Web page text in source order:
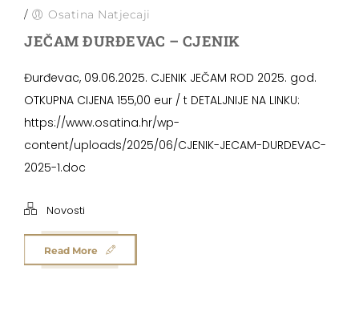
/
Osatina Natjecaji
JEČAM ĐURĐEVAC – CJENIK
Đurđevac, 09.06.2025. CJENIK JEČAM ROD 2025. god.
OTKUPNA CIJENA 155,00 eur / t DETALJNIJE NA LINKU:
https://www.osatina.hr/wp-
content/uploads/2025/06/CJENIK-JECAM-DURDEVAC-
2025-1.doc
Novosti
Read More